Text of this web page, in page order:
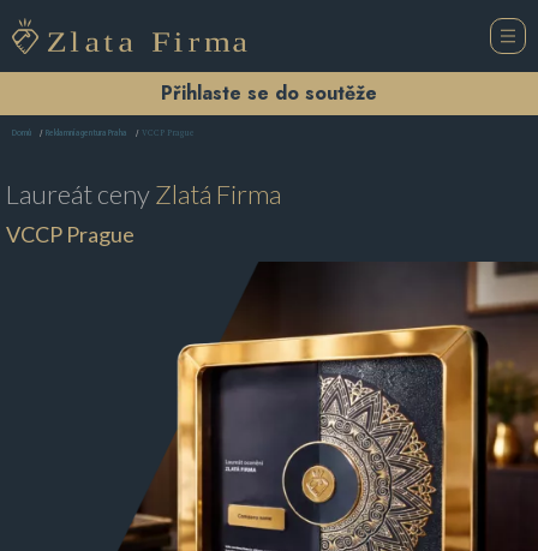
Přihlaste se do soutěže
Domů Reklamní agentura Praha VCCP Prague
Laureát cenyZlatá Firma
VCCP Prague